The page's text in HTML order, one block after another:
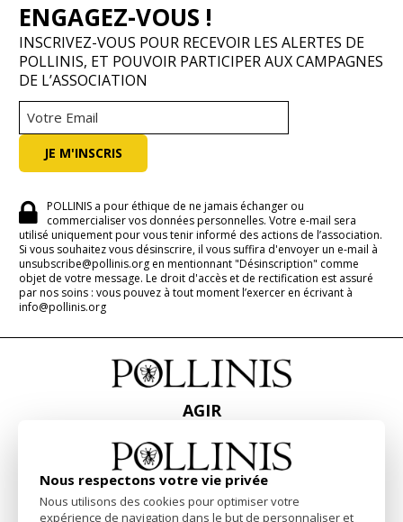
ENGAGEZ-VOUS !
INSCRIVEZ-VOUS POUR RECEVOIR LES ALERTES DE
POLLINIS, ET POUVOIR PARTICIPER AUX CAMPAGNES
DE L’ASSOCIATION
POLLINIS a pour éthique de ne jamais échanger ou
commercialiser vos données personnelles. Votre e-mail sera
utilisé uniquement pour vous tenir informé des actions de l’association.
Si vous souhaitez vous désinscrire, il vous suffira d'envoyer un e-mail à
unsubscribe@pollinis.org en mentionnant "Désinscription" comme
objet de votre message. Le droit d'accès et de rectification est assuré
par nos soins : vous pouvez à tout moment l’exercer en écrivant à
info@pollinis.org
AGIR
CONTACT
PRESSE
RAPPORTS & BILANS
Nous respectons votre vie privée
Nous utilisons des cookies pour optimiser votre
expérience de navigation dans le but de personnaliser et